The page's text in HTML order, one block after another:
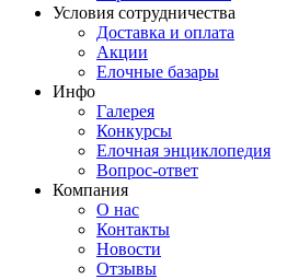
Условия сотрудничества
Доставка и оплата
Акции
Елочные базары
Инфо
Галерея
Конкурсы
Елочная энциклопедия
Вопрос-ответ
Компания
О нас
Контакты
Новости
Отзывы